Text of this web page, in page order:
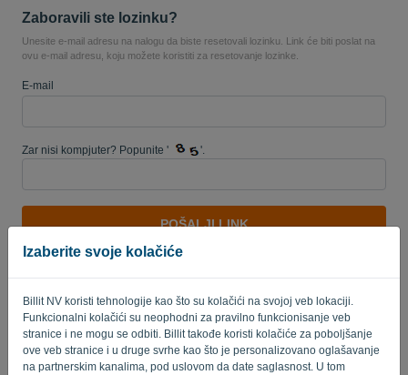
Izaberite svoje kolačiće
Billit NV koristi tehnologije kao što su kolačići na svojoj veb lokaciji.
Funkcionalni kolačići su neophodni za pravilno funkcionisanje veb
stranice i ne mogu se odbiti. Billit takođe koristi kolačiće za poboljšanje
ove veb stranice i u druge svrhe kao što je personalizovano oglašavanje
na partnerskim kanalima, pod uslovom da date saglasnost. U tom
Zaboravili ste lozinku?
Unesite e-mail adresu na nalogu da biste resetovali lozinku. Link će biti poslat na
ovu e-mail adresu, koju možete koristiti za resetovanje lozinke.
E-mail
Zar nisi kompjuter? Popunite ' '.
POŠALJI LINK
Privacy Policy-Terms of Service .